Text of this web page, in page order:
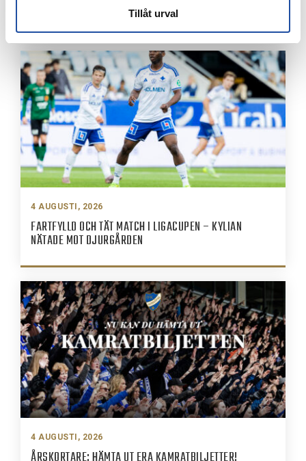
Tillåt urval
PUBLIKINFORMATION: IFK NORRKÖPING-IK BRAGE
4 AUGUSTI, 2026
FARTFYLLD OCH TÄT MATCH I LIGACUPEN – KYLIAN
NÄTADE MOT DJURGÅRDEN
4 AUGUSTI, 2026